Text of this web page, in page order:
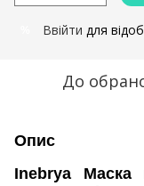
Ввійти для
До
Опис
Inebrya Маска